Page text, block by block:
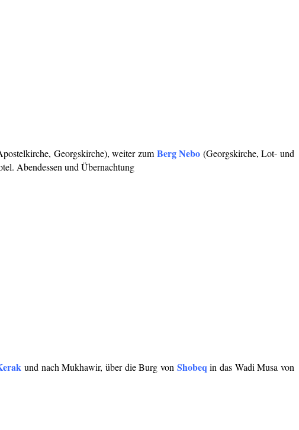
Georgskirche), weiter zum Berg Nebo (Georgskirche, Lot- und
Abendessen und Übernachtung
und nach Mukhawir, über die Burg von Shobeq in das Wadi Musa von